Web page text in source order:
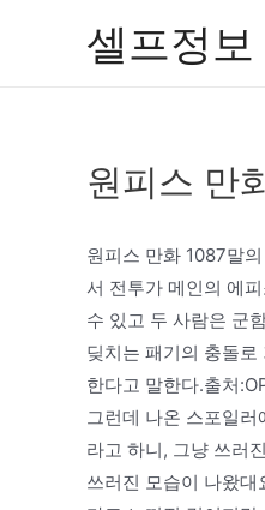
셀프정보
원피스 만
원피스 만화 1087말
서 전투가 메인의 에
수 있고 두 사람은 군
딪치는 패기의 충돌
한다고 말한다.출처
그런데 나온 스포일
라고 하니, 그냥 쓰러
쓰러진 모습이 나왔